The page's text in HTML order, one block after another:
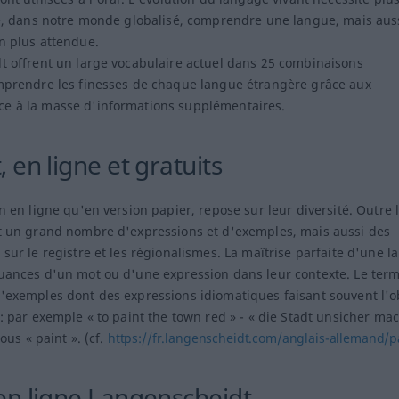
notre monde globalisé, comprendre une langue, mais
plus attendue.
un large vocabulaire actuel dans 25 combinaisons
les finesses de chaque langue étrangère grâce aux
à la masse d'informations supplémentaires.
en ligne et gratuits
ligne qu'en version papier, repose sur leur diversité. Outre
grand nombre d'expressions et d'exemples, mais aussi des
le registre et les régionalismes. La maîtrise parfaite d'une
d'un mot ou d'une expression dans leur contexte. Le
dont des expressions idiomatiques faisant souvent
exemple « to paint the town red » - « die Stadt unsicher
« paint ». (cf. https://fr.langenscheidt.com/anglais-allemand/